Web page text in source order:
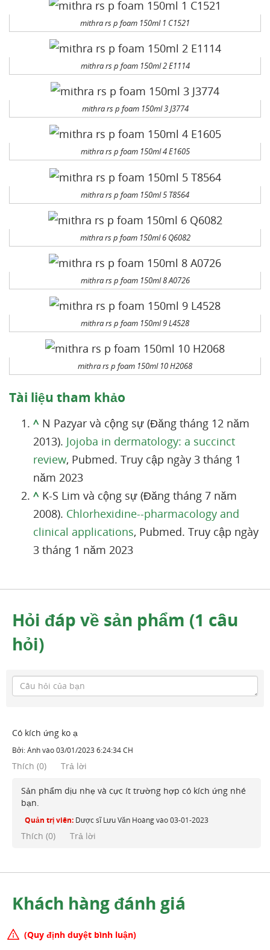
mithra rs p foam 150ml 1 C1521
mithra rs p foam 150ml 2 E1114
mithra rs p foam 150ml 3 J3774
mithra rs p foam 150ml 4 E1605
mithra rs p foam 150ml 5 T8564
mithra rs p foam 150ml 6 Q6082
mithra rs p foam 150ml 8 A0726
mithra rs p foam 150ml 9 L4528
mithra rs p foam 150ml 10 H2068
Tài liệu tham khảo
^ N Pazyar và cộng sự (Đăng tháng 12 năm
2013). Jojoba in dermatology: a succinct
review, Pubmed. Truy cập ngày 3 tháng 1
năm 2023
^ K-S Lim và cộng sự (Đăng tháng 7 năm
2008). Chlorhexidine--pharmacology and
clinical applications, Pubmed. Truy cập ngày
3 tháng 1 năm 2023
Hỏi đáp về sản phẩm (1 câu
hỏi)
Có kích ứng ko ạ
Bởi:Ánhvào03/01/2023 6:24:34 CH
Thích (0) Trả lời
Sản phẩm dịu nhẹ và cực ít trường hợp có kích ứng nhé
bạn.
Quản trị viên: Dược sĩ Lưu Văn Hoàngvào03-01-2023
Thích (0) Trả lời
Khách hàng đánh giá
(Quy định duyệt bình luận)